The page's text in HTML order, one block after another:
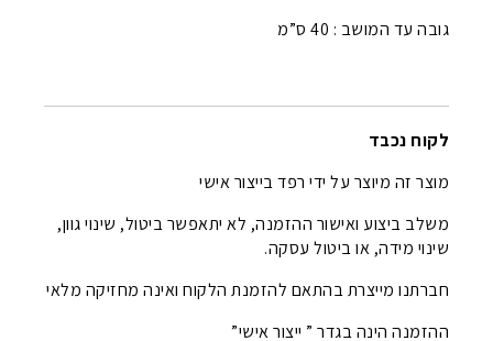
גובה עד המושב : 40 ס”מ
לקוח נכבד
מוצר זה מיוצר על ידי רפד בייצור אישי
משלב ביצוע ואישור ההזמנה, לא יתאפשר ביטול, שינוי גוון,
שינוי מידה, או ביטול עסקה.
חברתנו מייצרת בהתאם להזמנת הלקוח ואינה מחזיקה מלאי
ההזמנה הינה בגדר ” ייצור אישי”